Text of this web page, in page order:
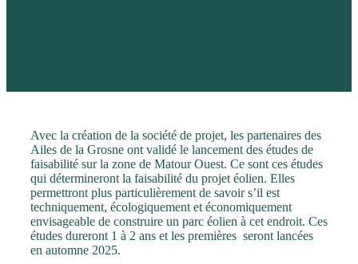
Avec la création de la société de projet, les partenaires des
Ailes de la Grosne ont validé le lancement des études de
faisabilité sur la zone de Matour Ouest. Ce sont ces études
qui détermineront la faisabilité du projet éolien. Elles
permettront plus particulièrement de savoir s’il est
techniquement, écologiquement et économiquement
envisageable de construire un parc éolien à cet endroit. Ces
études dureront 1 à 2 ans et les premières seront lancées
en automne 2025.